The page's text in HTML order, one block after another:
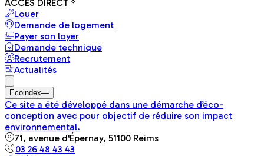
ACCÈS DIRECT
Louer
Demande de logement
Payer son loyer
Demande technique
Recrutement
Actualités
Ecoindex—
Ce site a été développé dans une démarche d’éco-
conception avec pour objectif de réduire son impact
environnemental.
71, avenue d'Épernay, 51100 Reims
03 26 48 43 43